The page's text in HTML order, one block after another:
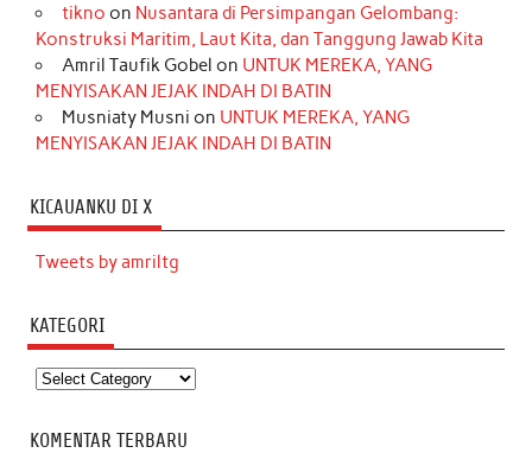
tikno on Nusantara di Persimpangan Gelombang:
Konstruksi Maritim, Laut Kita, dan Tanggung Jawab Kita
Amril Taufik Gobel on UNTUK MEREKA, YANG
MENYISAKAN JEJAK INDAH DI BATIN
Musniaty Musni on UNTUK MEREKA, YANG
MENYISAKAN JEJAK INDAH DI BATIN
KICAUANKU DI X
Tweets by amriltg
KATEGORI
Kategori
KOMENTAR TERBARU